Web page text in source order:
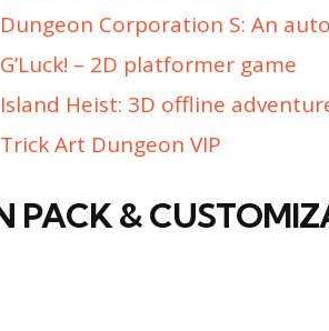
Dungeon Corporation S: An
G’Luck! – 2D platformer game
Island Heist: 3D offline
Trick Art Dungeon VIP
PACK &